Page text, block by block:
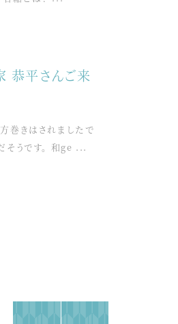
恭平さんご来
巻きはされましたで
そうです。 和ge ...